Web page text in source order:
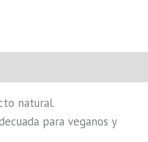
natural.
para veganos y